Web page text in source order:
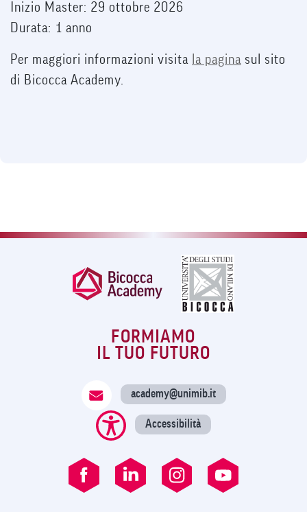
Inizio Master: 29 ottobre 2026
Durata: 1 anno
Per maggiori informazioni visita la pagina sul sito
di Bicocca Academy.
FORMIAMO
IL TUO FUTURO
academy@unimib.it
Accessibilità